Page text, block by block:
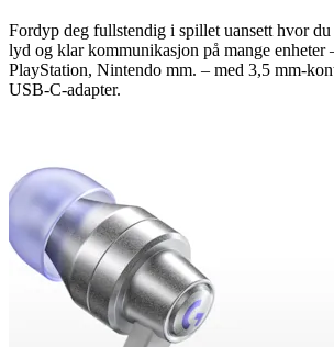
Fordyp deg fullstendig i spillet uansett hvor
lyd og klar kommunikasjon på mange
PlayStation, Nintendo mm. – med 3,5 mm-
USB-C-adapter.